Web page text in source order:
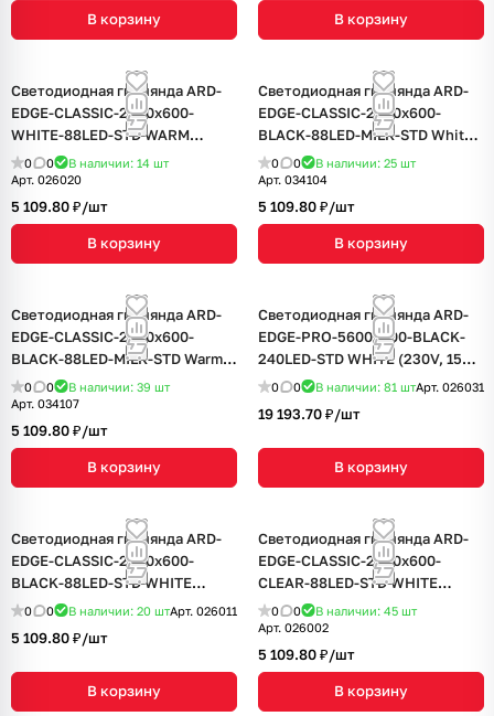
В корзину В корзину
Светодиодная гирлянда ARD-
EDGE-CLASSIC-2400x600-
WHITE-88LED-STD WARM
(230V, 6W) (Ardecoled, IP65, 1
год)
0 0 В наличии: 14 шт
Арт. 026020
5 109.80 ₽/шт
В корзину
Светодиодная гирлянда ARD-
EDGE-CLASSIC-2400x600-
BLACK-88LED-MILK-STD White
(230V, 6W) (Ardecoled, IP65, 1
год)
0 0 В наличии: 25 шт
Арт. 034104
5 109.80 ₽/шт
В корзину
Светодиодная гирлянда ARD-
EDGE-CLASSIC-2400x600-
BLACK-88LED-MILK-STD Warm
(230V, 6W) (Ardecoled, IP65, 1
год)
0 0 В наличии: 39 шт
Арт. 034107
5 109.80 ₽/шт
В корзину
Светодиодная гирлянда ARD-
EDGE-PRO-5600x900-BLACK-
240LED-STD WHITE (230V, 15W)
(Ardecoled, IP65, 2 года)
0 0 В наличии: 81 штАрт. 026031
19 193.70 ₽/шт
В корзину
Светодиодная гирлянда ARD-
EDGE-CLASSIC-2400x600-
BLACK-88LED-STD WHITE
(230V, 6W) (Ardecoled, IP65, 1
0 0 В наличии: 20 штАрт. 026011
5 109.80 ₽/шт
В корзину
Светодиодная гирлянда ARD-
EDGE-CLASSIC-2400x600-
CLEAR-88LED-STD WHITE
(230V, 6W) (Ardecoled, IP65, 1
год)
0 0 В наличии: 45 шт
Арт. 026002
5 109.80 ₽/шт
В корзину